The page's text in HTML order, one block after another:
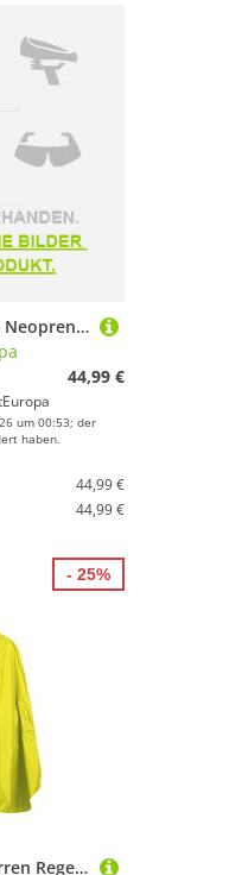
Mystic Beanie 2.0mm Neopren Reflective Muetze Cap
44,99 €
um 00:53; der
haben.
44,99 €
44,99 €
PRO-X ELEMENTS Herren Regenponcho PASOFINO Rad-Poncho mit Armdurchgriffen
- 25%